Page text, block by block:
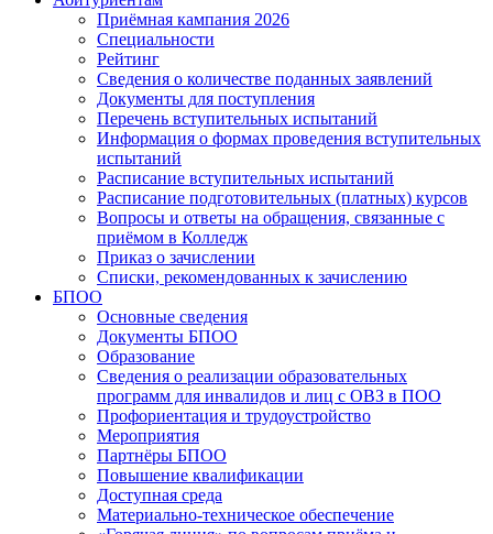
Приёмная кампания 2026
Специальности
Рейтинг
Сведения о количестве поданных заявлений
Документы для поступления
Перечень вступительных испытаний
Информация о формах проведения вступительных
испытаний
Расписание вступительных испытаний
Расписание подготовительных (платных) курсов
Вопросы и ответы на обращения, связанные с
приёмом в Колледж
Приказ о зачислении
Списки, рекомендованных к зачислению
БПОО
Основные сведения
Документы БПОО
Образование
Сведения о реализации образовательных
программ для инвалидов и лиц с ОВЗ в ПОО
Профориентация и трудоустройство
Мероприятия
Партнёры БПОО
Повышение квалификации
Доступная среда
Материально-техническое обеспечение